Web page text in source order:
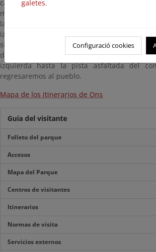
campo de visión. Seguiremos la pista hasta
más baja y llana de la ensenada, donde
la derecha se encuentra la fuente del
izquierda la pista que nos devolverá al
siguiente desvío que encontramos,
delimitaban antiguas pistas, debemos
izquierda hasta la pista asfaltada del
regresaremos al pueblo.
Mapa de los itinerarios de Ons
Guía del visitante
Folleto del parque
Accesos
Mapa del Parque
Centros de visitantes
Itinerarios
Normas de visita
Servicios externos
galetes.
Configuració cookies